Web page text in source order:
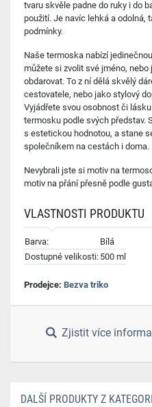
tvaru skvěle padne do ruky i do
použití. Je navíc lehká a odolná,
podmínky.
Naše termoska nabízí
můžete si zvolit své jméno,
obdarovat. To z ní dělá skvělý
cestovatele, nebo jako stylový
Vyjádřete svou osobnost či
termosku podle svých představ.
s estetickou hodnotou, a stane
společníkem na cestách i doma.
Nevybrali jste si motiv na
motiv na přání přesně podle
VLASTNOSTI PRODUKTU
Barva:
Bílá
Dostupné velikosti: 500 ml
Prodejce: Bezva triko
Zjistit více
DALŠÍ PRODUKTY Z